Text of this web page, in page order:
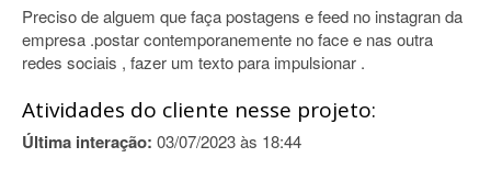
Preciso de alguem que faça postagens e feed no instagran da
empresa .postar contemporanemente no face e nas outra
redes sociais , fazer um texto para impulsionar .
Atividades do cliente nesse projeto:
Última interação: 03/07/2023 às 18:44